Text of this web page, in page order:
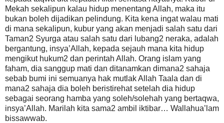
Mekah sekalipun kalau hidup menentang Allah, maka itu
bukan boleh dijadikan pelindung. Kita kena ingat walau mati
di mana sekalipun, kubur yang akan menjadi salah satu dari
Taman2 Syurga atau salah satu dari lubang2 neraka, adalah
bergantung, insya’Allah, kepada sejauh mana kita hidup
mengikut hukum2 dan perintah Allah. Orang islam yang
faham, dia sanggup mati dan ditanamkan dimana2 sahaja
sebab bumi ini semuanya hak mutlak Allah Taala dan di
mana2 sahaja dia boleh beristirehat setelah dia hidup
sebagai seorang hamba yang soleh/solehah yang bertaqwa,
insya’Allah. Marilah kita sama2 ambil iktibar… Wallahua’lam
bissawwab.